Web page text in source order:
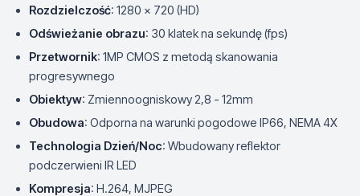
Rozdzielczość: 1280 x 720 (HD)
Odświeżanie obrazu: 30 klatek na sekundę (fps)
Przetwornik: 1MP CMOS z metodą skanowania
progresywnego
Obiektyw: Zmiennoogniskowy 2,8 - 12mm
Obudowa: Odporna na warunki pogodowe IP66, NEMA 4X
Technologia Dzień/Noc: Wbudowany reflektor
podczerwieni IR LED
Kompresja: H.264, MJPEG